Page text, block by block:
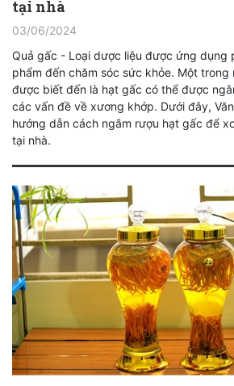
tại nhà
03/06/2024
Quả gấc - Loại dược liệu được ứng dụng
phẩm đến chăm sóc sức khỏe. Một
được biết đến là hạt gấc có thể được
các vấn đề về xương khớp. Dưới đây,
hướng dẫn cách ngâm rượu hạt gấc để
tại nhà.